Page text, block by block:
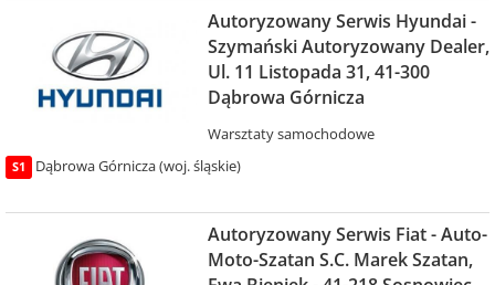
Autoryzowany Serwis Hyundai -
Szymański Autoryzowany Dealer,
Ul. 11 Listopada 31, 41-300
Dąbrowa Górnicza
Warsztaty samochodowe
S1 Dąbrowa Górnicza (woj. śląskie)
Autoryzowany Serwis Fiat - Auto-
Moto-Szatan S.C. Marek Szatan,